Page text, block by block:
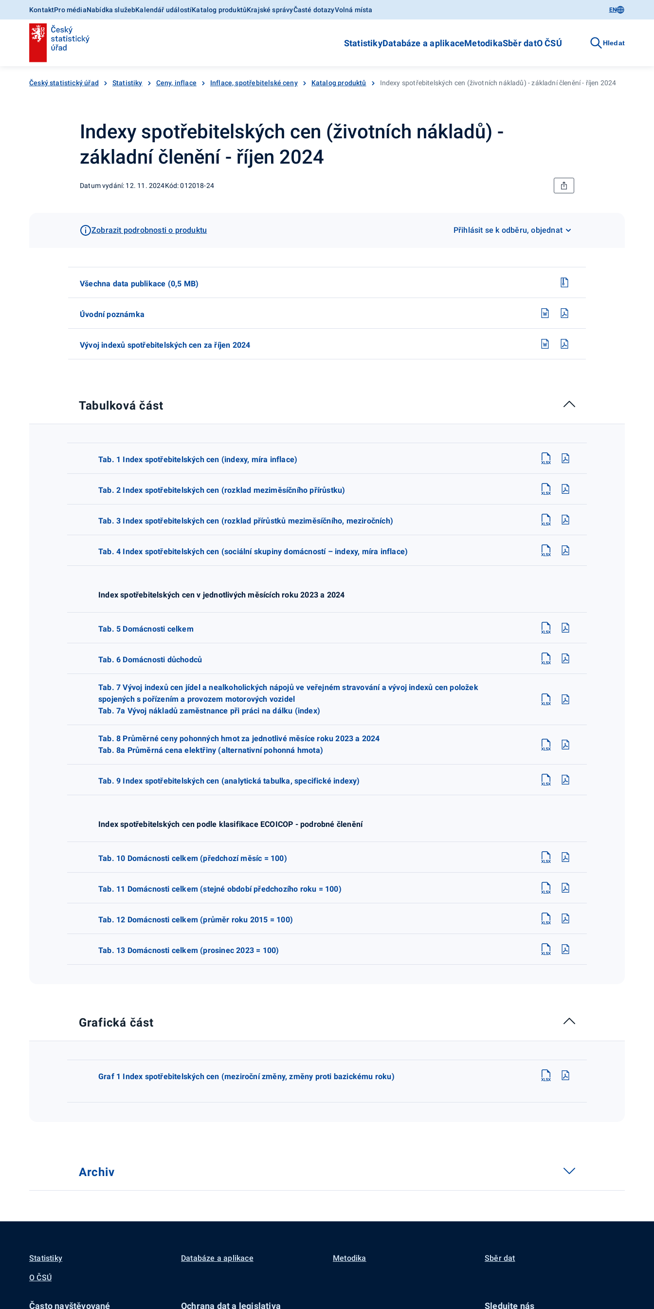
KontaktPro médiaNabídka služebKalendář událostíKatalog produktůKrajské správyČasté dotazyVolná místa EN
StatistikyDatabáze a aplikaceMetodikaSběr datO ČSÚ Hledat
Český statistický úřad Statistiky Ceny, inflace Inflace, spotřebitelské ceny Katalog produktů Indexy spotřebitelských cen (životních nákladů) - základní členění - říjen 2024
Indexy spotřebitelských cen (životních nákladů) -
základní členění - říjen 2024
Datum vydání: 12. 11. 2024Kód: 012018-24
Zobrazit podrobnosti o produktu Přihlásit se k odběru, objednat
Všechna data publikace (0,5 MB)
Úvodní poznámka
Vývoj indexů spotřebitelských cen za říjen 2024
Tabulková část
Tab. 1 Index spotřebitelských cen (indexy, míra inflace)
Tab. 2 Index spotřebitelských cen (rozklad meziměsíčního přírůstku)
Tab. 3 Index spotřebitelských cen (rozklad přírůstků meziměsíčního, meziročních)
Tab. 4 Index spotřebitelských cen (sociální skupiny domácností – indexy, míra inflace)
Index spotřebitelských cen v jednotlivých měsících roku 2023 a 2024
Tab. 5 Domácnosti celkem
Tab. 6 Domácnosti důchodců
Tab. 7 Vývoj indexů cen jídel a nealkoholických nápojů ve veřejném stravování a vývoj indexů cen položek
spojených s pořízením a provozem motorových vozidel
Tab. 7a Vývoj nákladů zaměstnance při práci na dálku (index)
Tab. 8 Průměrné ceny pohonných hmot za jednotlivé měsíce roku 2023 a 2024
Tab. 8a Průměrná cena elektřiny (alternativní pohonná hmota)
Tab. 9 Index spotřebitelských cen (analytická tabulka, specifické indexy)
Index spotřebitelských cen podle klasifikace ECOICOP - podrobné členění
Tab. 10 Domácnosti celkem (předchozí měsíc = 100)
Tab. 11 Domácnosti celkem (stejné období předchozího roku = 100)
Tab. 12 Domácnosti celkem (průměr roku 2015 = 100)
Tab. 13 Domácnosti celkem (prosinec 2023 = 100)
Grafická část
Graf 1 Index spotřebitelských cen (meziroční změny, změny proti bazickému roku)
Archiv
Statistiky Databáze a aplikace Metodika Sběr dat
O ČSÚ
Často navštěvované Ochrana dat a legislativa Sledujte nás